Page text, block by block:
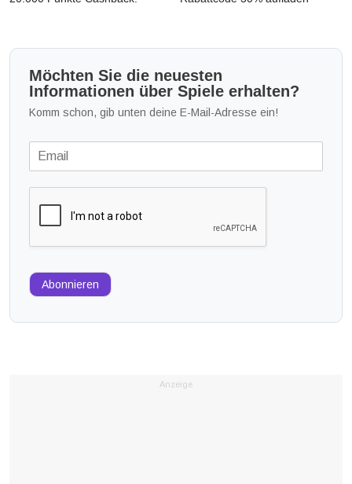
Möchten Sie die neuesten
Informationen über Spiele erhalten?
Komm schon, gib unten deine E-Mail-Adresse ein!
Abonnieren
Anzeige